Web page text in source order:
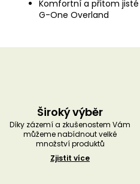
Komfortní a přitom
G-One Overland
Široký výběr
Díky zázemí a zkušenostem Vám
můžeme nabídnout velké
množství produktů
Zjistit více